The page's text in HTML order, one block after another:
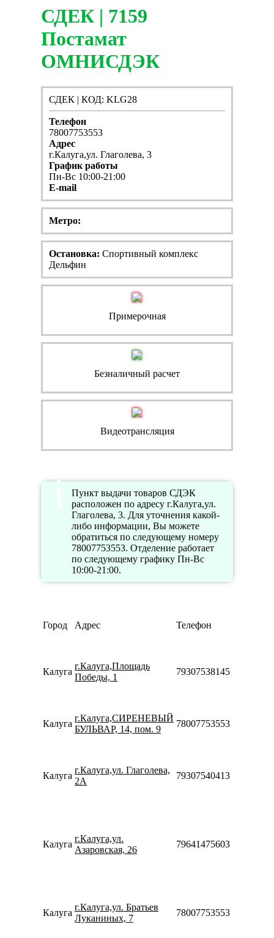
СДЕК | 7159
Постамат
ОМНИСДЭК
СДЕК | КОД: KLG28
Телефон
78007753553
Адрес
г.Калуга,ул. Глаголева, 3
График работы
Пн-Вс 10:00-21:00
E-mail
Метро:
Остановка: Спортивный комплекс
Дельфин
Примерочная
Безналичный расчет
Видеотрансляция
Пункт выдачи товаров СДЭК
расположен по адресу г.Калуга,ул.
Глаголева, 3. Для уточнения какой-
либо информации, Вы можете
обратиться по следующему номеру
78007753553. Отделение работает
по следующему графику Пн-Вс
10:00-21:00.
Город Адрес Телефон
Калуга
г.Калуга,Площадь
Победы, 1
79307538145
Калуга
г.Калуга,СИРЕНЕВЫЙ
БУЛЬВАР, 14, пом. 9
78007753553
Калуга
г.Калуга,ул. Глаголева,
2А
79307540413
Калуга
г.Калуга,ул.
Азаровская, 26
79641475603
Калуга
г.Калуга,ул. Братьев
Луканиных, 7
78007753553